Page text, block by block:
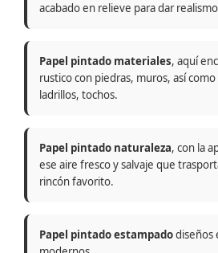
acabado en relieve para dar
Papel pintado materiales, aquí
rustico con piedras, muros, así
ladrillos, tochos.
Papel pintado naturaleza, con la
ese aire fresco y salvaje que
rincón favorito.
Papel pintado estampadodiseños